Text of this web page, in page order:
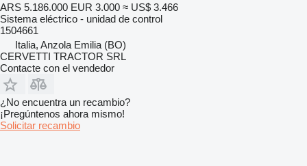
ARS 5.186.000 EUR 3.000 ≈ US$ 3.466
Sistema eléctrico - unidad de control
1504661
Italia, Anzola Emilia (BO)
CERVETTI TRACTOR SRL
Contacte con el vendedor
¿No encuentra un recambio?
¡Pregúntenos ahora mismo!
Solicitar recambio